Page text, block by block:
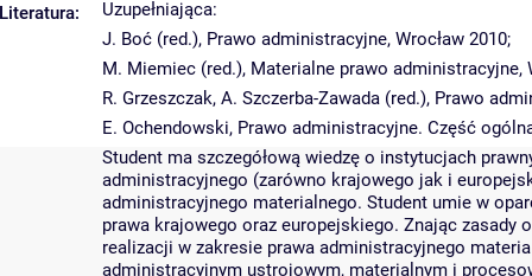
Literatura:
Uzupełniająca:
J. Boć (red.), Prawo administracyjne, Wrocław 2010;
M. Miemiec (red.), Materialne prawo administracyjne,
R. Grzeszczak, A. Szczerba-Zawada (red.), Prawo
E. Ochendowski, Prawo administracyjne. Część
Student ma szczegółową wiedzę o instytucjach
administracyjnego (zarówno krajowego jak i
administracyjnego materialnego. Student umie w
prawa krajowego oraz europejskiego. Znając
realizacji w zakresie prawa administracyjnego
administracyjnym ustrojowym, materialnym i